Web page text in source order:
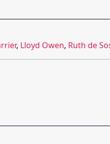
, Lloyd Owen, Ruth de